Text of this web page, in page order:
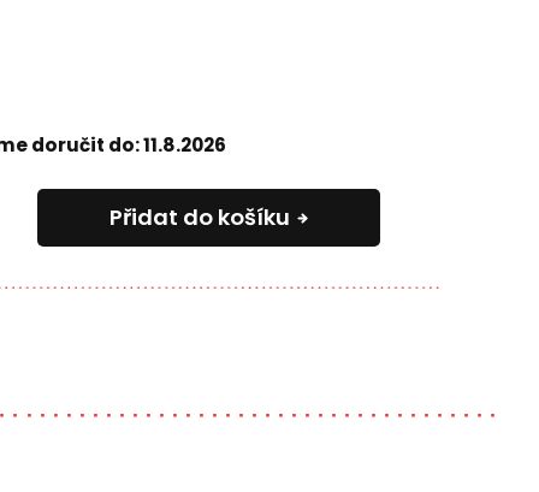
doručit do:11.8.2026
Přidat do košíku